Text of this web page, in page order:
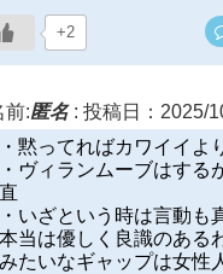
+2
前:匿名: 投稿日：2025/
・黙ってればカワイイよ
・ヴィランムーブはする
直
・いざという時は言動も
本当は優しく良識のある
みたいなギャップは女性